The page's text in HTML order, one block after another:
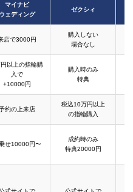
マイナビ
ウェディング
ゼクシィ
店で3000円
購入しない
場合なし
以上の指輪購
入で
+10000円
購入時のみ
特典
約の上来店
税込10万円以上
の指輪購入
乗せ10000円〜
成約時のみ
特典20000円